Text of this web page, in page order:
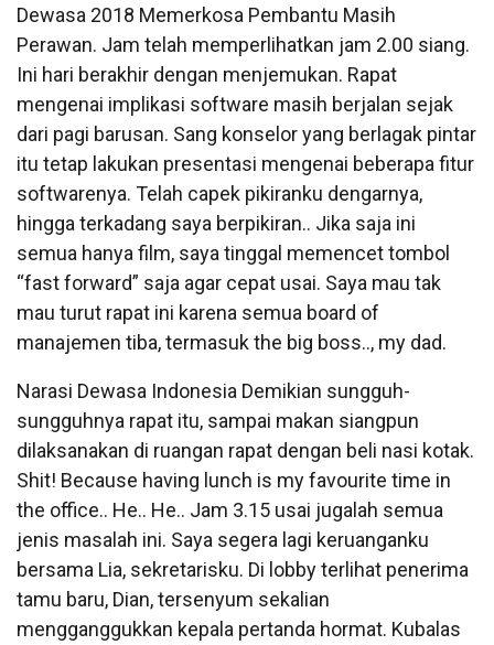
Dewasa 2018 Memerkosa Pembantu Masih
Perawan. Jam telah memperlihatkan jam 2.00 siang.
Ini hari berakhir dengan menjemukan. Rapat
mengenai implikasi software masih berjalan sejak
dari pagi barusan. Sang konselor yang berlagak pintar
itu tetap lakukan presentasi mengenai beberapa fitur
softwarenya. Telah capek pikiranku dengarnya,
hingga terkadang saya berpikiran.. Jika saja ini
semua hanya film, saya tinggal memencet tombol
“fast forward” saja agar cepat usai. Saya mau tak
mau turut rapat ini karena semua board of
manajemen tiba, termasuk the big boss.., my dad.
Narasi Dewasa Indonesia Demikian sungguh-
sungguhnya rapat itu, sampai makan siangpun
dilaksanakan di ruangan rapat dengan beli nasi kotak.
Shit! Because having lunch is my favourite time in
the office.. He.. He.. Jam 3.15 usai jugalah semua
jenis masalah ini. Saya segera lagi keruanganku
bersama Lia, sekretarisku. Di lobby terlihat penerima
tamu baru, Dian, tersenyum sekalian
mengganggukkan kepala pertanda hormat. Kubalas